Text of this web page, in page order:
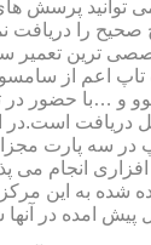
توانید پرسش
را دریافت
ترین تعمیر
تاپ اعم از
نوو و …با حضور
دریافت
در سه پارت
انجام می
شده به این
پیش امده در